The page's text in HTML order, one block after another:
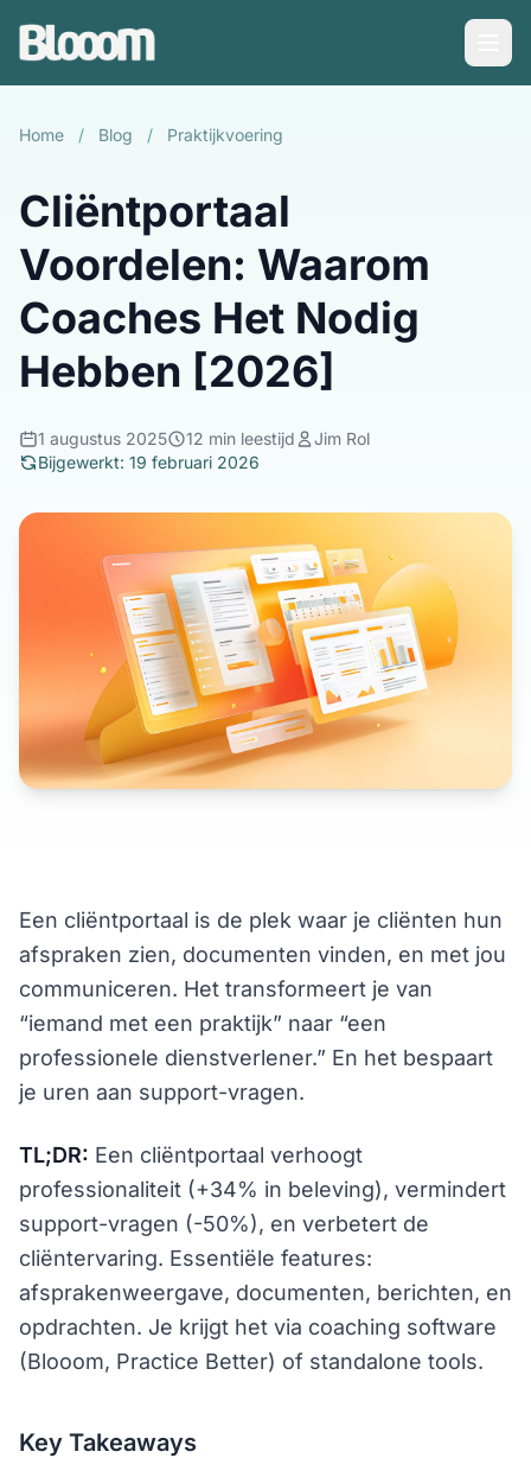
Home / Blog / Praktijkvoering
Cliëntportaal
Voordelen: Waarom
Coaches Het Nodig
Hebben [2026]
1 augustus 2025 12 min leestijd
Jim Rol
Bijgewerkt: 19 februari 2026
Een cliëntportaal is de plek waar je cliënten hun
afspraken zien, documenten vinden, en met jou
communiceren. Het transformeert je van
“iemand met een praktijk” naar “een
professionele dienstverlener.” En het bespaart
je uren aan support-vragen.
TL;DR: Een cliëntportaal verhoogt
professionaliteit (+34% in beleving), vermindert
support-vragen (-50%), en verbetert de
cliëntervaring. Essentiële features:
afsprakenweergave, documenten, berichten, en
opdrachten. Je krijgt het via coaching software
(Blooom, Practice Better) of standalone tools.
Key Takeaways